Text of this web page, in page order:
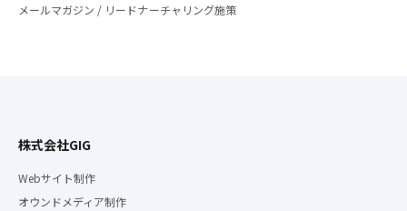
メールマガジン / リードナーチャリング施策
株式会社GIG
Webサイト制作
オウンドメディア制作